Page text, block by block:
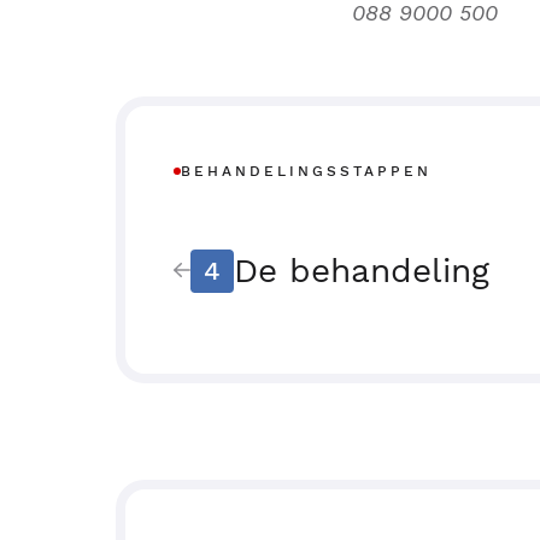
088 9000 500
BEHANDELINGSSTAPPEN
4 De behandeling